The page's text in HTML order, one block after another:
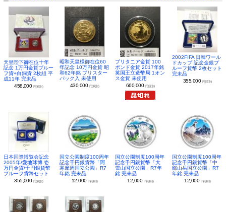
天皇陛下御在位十年
記念 1万円金貨プルー
フ貨+白銅貨 2枚組 平
成11年 完未品
458,000 円(税別)
昭和天皇様御在位60
年記念 10万円金貨 昭
和62年銘 ブリスター
パック入 未使用
430,000 円(税別)
ブリタニア金貨 100
ポンド金貨 2017年銘
英国王立造幣局 1オン
ス金貨 未使用
660,000 円(税別)
2002FIFA 日韓ワール
ドカップ 記念金銀プ
ルーフ貨幣 2枚セット
完未品
355,000 円(税別)
日本国際博覧会記念
2005年/愛地球博 壱
万円金貨/千円銀貨幣
プルーフ貨幣セット
355,000 円(税別)
国立公園制度100周年
記念千円銀貨幣「阿
寒摩周国立公園」R7
年銘 完未品
12,000 円(税別)
国立公園制度100周年
記念千円銀貨幣「大
雪山国立公園」R7年
銘 完未品
12,000 円(税別)
国立公園制度100周年
記念千円銀貨幣「中
部山岳国立公園」R7
年銘 完未品
12,000 円(税別)